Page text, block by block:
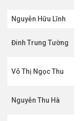
Nguyễn Hữu Lĩnh
Đinh Trung Tường
Võ Thị Ngọc Thu
Nguyễn Thu Hà